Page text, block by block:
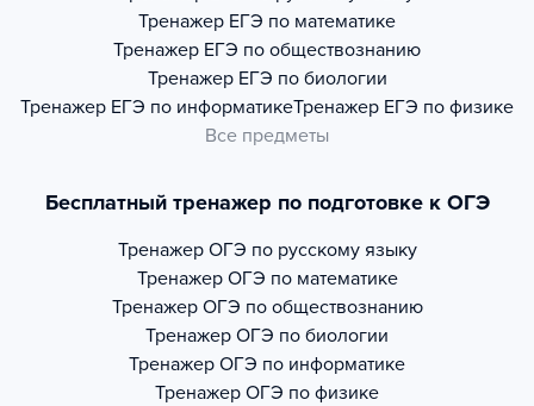
Тренажер ЕГЭ по математике
Тренажер ЕГЭ по обществознанию
Тренажер ЕГЭ по биологии
Тренажер ЕГЭ по информатикеТренажер ЕГЭ по физике
Все предметы
Бесплатный тренажер по подготовке к ОГЭ
Тренажер ОГЭ по русскому языку
Тренажер ОГЭ по математике
Тренажер ОГЭ по обществознанию
Тренажер ОГЭ по биологии
Тренажер ОГЭ по информатике
Тренажер ОГЭ по физике